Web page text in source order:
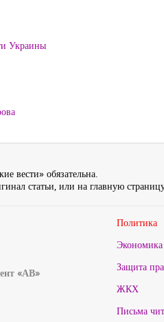
Украины
вести» обязательна.
статьи, или на главную
«АВ»
Политика
Экономика
Защита
ЖКХ
Письма